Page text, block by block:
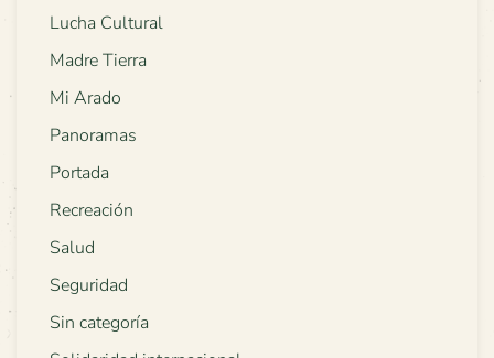
Lucha Cultural
Madre Tierra
Mi Arado
Panoramas
Portada
Recreación
Salud
Seguridad
Sin categoría